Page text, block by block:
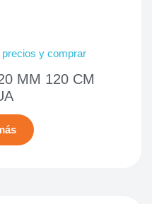
precios y comprar
MM 120 CM